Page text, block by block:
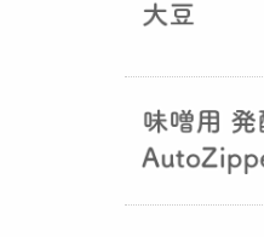
5つの素材だ
』が登場し
も、薬味や調
できます。